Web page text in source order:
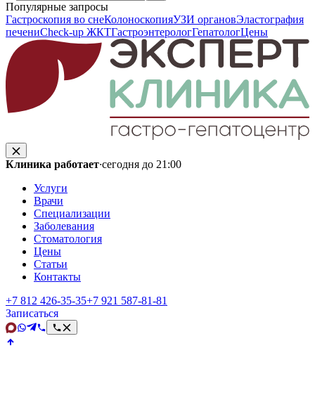
Популярные запросы
Гастроскопия во снеКолоноскопияУЗИ органовЭластография
печениCheck-up ЖКТГастроэнтерологГепатологЦены
Клиника работает·сегодня до 21:00
Услуги
Врачи
Специализации
Заболевания
Стоматология
Цены
Статьи
Контакты
+7 812 426‑35‑35+7 921 587‑81‑81
Записаться